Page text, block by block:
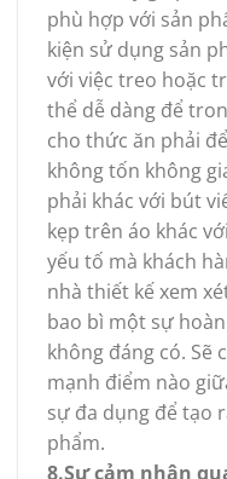
phù hợp với sản
kiện sử dụng sản
với việc treo hoặc
thể dễ dàng để
cho thức ăn phải
không tốn không
phải khác với bút
kẹp trên áo khác
yếu tố mà khách
nhà thiết kế xem
bao bì một sự
không đáng có. Sẽ
mạnh điểm nào
sự đa dụng để tạo
phẩm.
8.Sự cảm nhận